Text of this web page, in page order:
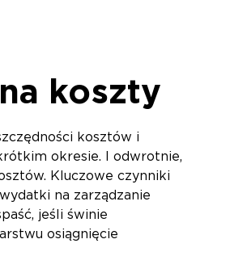
koszty
kosztów i
okresie. I odwrotnie,
Kluczowe czynniki
na zarządzanie
jeśli świnie
osiągnięcie